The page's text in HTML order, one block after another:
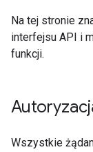
Na tej stronie
interfejsu API i
funkcji.
Wszystkie